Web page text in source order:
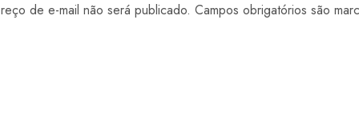
de e-mail não será publicado. Campos obrigatórios são